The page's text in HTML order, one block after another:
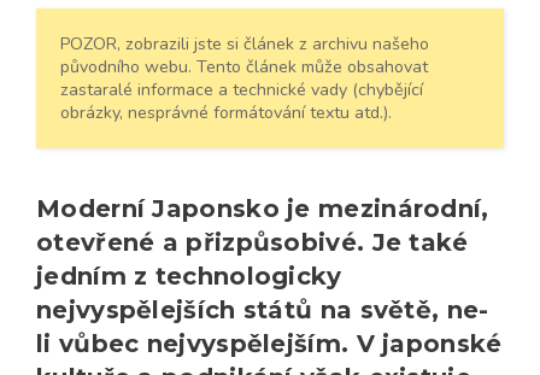
POZOR, zobrazili jste si článek z archivu našeho
původního webu. Tento článek může obsahovat
zastaralé informace a technické vady (chybějící
obrázky, nesprávné formátování textu atd.).
Moderní Japonsko je mezinárodní,
otevřené a přizpůsobivé. Je také
jedním z technologicky
nejvyspělejších států na světě, ne-
li vůbec nejvyspělejším. V japonské